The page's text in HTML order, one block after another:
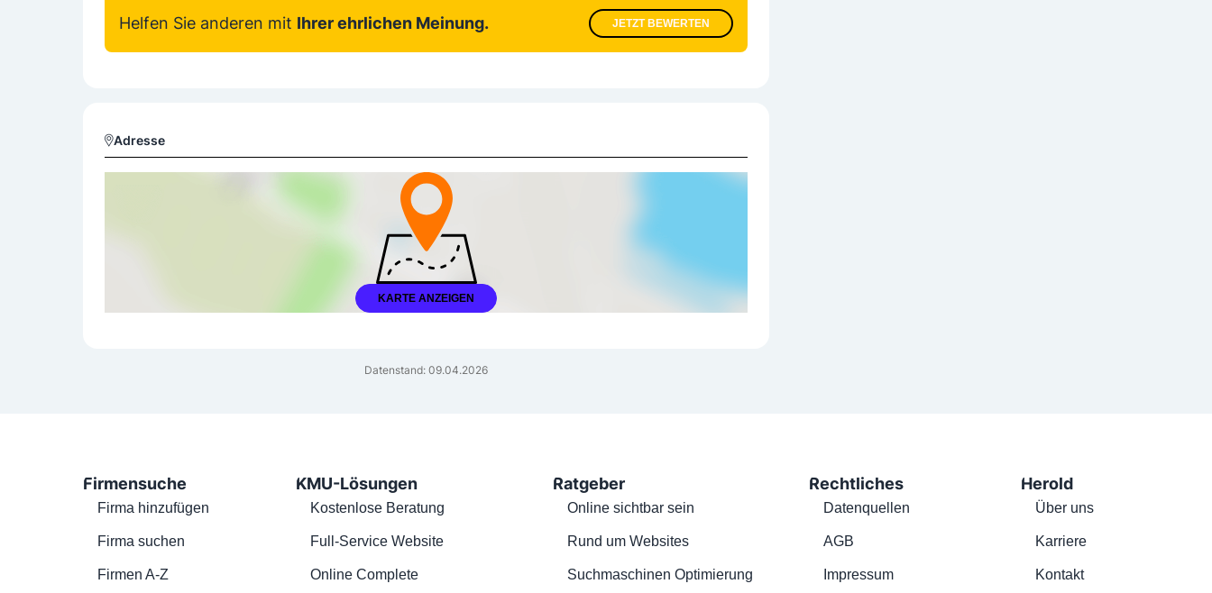
Helfen Sie anderen mit Ihrer ehrlichen Meinung. JETZT BEWERTEN
Adresse
KARTE ANZEIGEN
Datenstand: 09.04.2026
Firmensuche
Firma hinzufügen
Firma suchen
Firmen A-Z
KMU-Lösungen
Kostenlose Beratung
Full-Service Website
Online Complete
Ratgeber
Online sichtbar sein
Rund um Websites
Suchmaschinen Optimierung
Rechtliches
Datenquellen
AGB
Impressum
Herold
Über uns
Karriere
Kontakt